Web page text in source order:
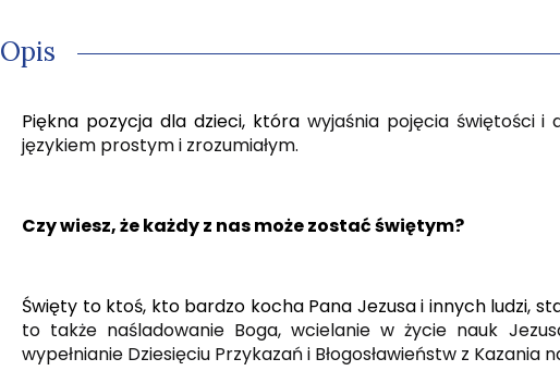
Opis
Piękna pozycja dla dzieci, która wyjaśniapojęcia świętości i
językiem prostym i zrozumiałym.
Czy wiesz, że każdy z nas może zostać świętym?
Święty to ktoś, kto bardzo kocha Pana Jezusa i innych ludzi,
to także naśladowanie Boga, wcielanie w życie nauk
wypełnianie Dziesięciu Przykazań i Błogosławieństw z Kazania